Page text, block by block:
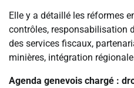
Elle y a détaillé les réformes
contrôles, responsabilisation
des services fiscaux,
minières, intégration régionale
Agenda genevois chargé :